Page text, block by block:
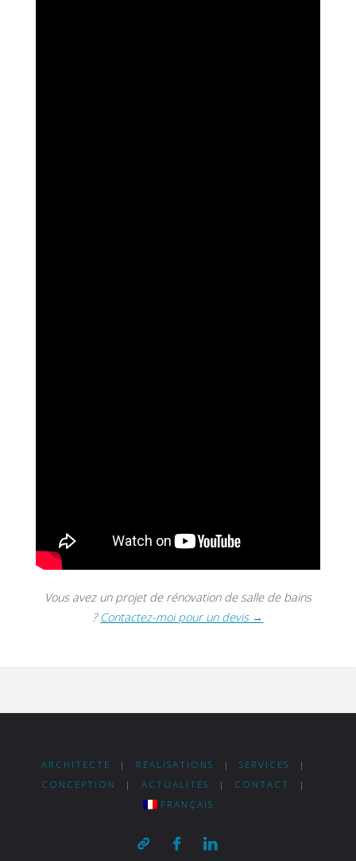
Vous avez un projet de rénovation de salle de bains
? Contactez-moi pour un devis →
ARCHITECTE | RÉALISATIONS | SERVICES
|
CONCEPTION
| ACTUALITÉS | CONTACT
|
FRANÇAIS